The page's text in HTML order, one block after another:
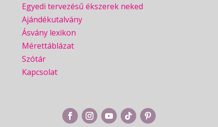
Egyedi tervezésű ékszerek neked
Ajándékutalvány
Ásvány lexikon
Mérettáblázat
Szótár
Kapcsolat